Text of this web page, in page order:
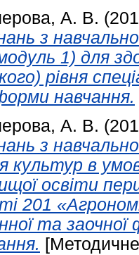
А. В.
з
1) для
рівня
навчання.
А. В.
з
культур в
освіти
201
та